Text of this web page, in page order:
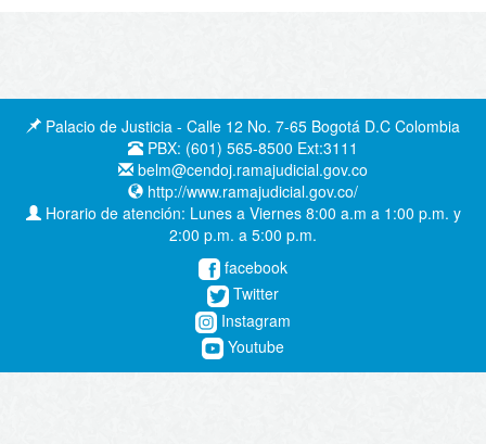
Palacio de Justicia - Calle 12 No. 7-65 Bogotá D.C Colombia
PBX: (601) 565-8500 Ext:3111
belm@cendoj.ramajudicial.gov.co
http://www.ramajudicial.gov.co/
Horario de atención: Lunes a Viernes 8:00 a.m a 1:00 p.m. y
2:00 p.m. a 5:00 p.m.
facebook
Twitter
Instagram
Youtube